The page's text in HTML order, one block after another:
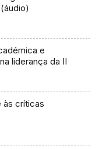
e
liderança da II
às críticas